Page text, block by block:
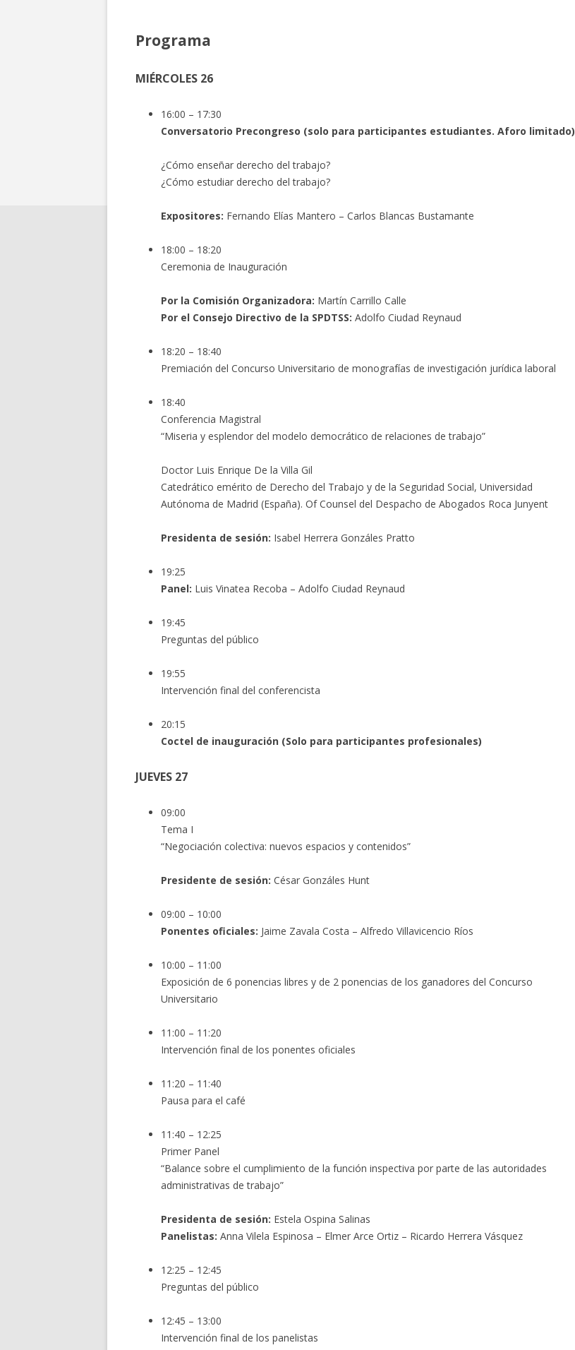
Programa
MIÉRCOLES 26
16:00 – 17:30
Conversatorio Precongreso (solo para participantes estudiantes. Aforo limitado)
¿Cómo enseñar derecho del trabajo?
¿Cómo estudiar derecho del trabajo?
Expositores: Fernando Elías Mantero – Carlos Blancas Bustamante
18:00 – 18:20
Ceremonia de Inauguración
Por la Comisión Organizadora: Martín Carrillo Calle
Por el Consejo Directivo de la SPDTSS: Adolfo Ciudad Reynaud
18:20 – 18:40
Premiación del Concurso Universitario de monografías de investigación jurídica laboral
18:40
Conferencia Magistral
“Miseria y esplendor del modelo democrático de relaciones de trabajo”
Doctor Luis Enrique De la Villa Gil
Catedrático emérito de Derecho del Trabajo y de la Seguridad Social, Universidad
Autónoma de Madrid (España). Of Counsel del Despacho de Abogados Roca Junyent
Presidenta de sesión: Isabel Herrera Gonzáles Pratto
19:25
Panel: Luis Vinatea Recoba – Adolfo Ciudad Reynaud
19:45
Preguntas del público
19:55
Intervención final del conferencista
20:15
Coctel de inauguración (Solo para participantes profesionales)
JUEVES 27
09:00
Tema I
“Negociación colectiva: nuevos espacios y contenidos”
Presidente de sesión: César Gonzáles Hunt
09:00 – 10:00
Ponentes oficiales: Jaime Zavala Costa – Alfredo Villavicencio Ríos
10:00 – 11:00
Exposición de 6 ponencias libres y de 2 ponencias de los ganadores del Concurso
Universitario
11:00 – 11:20
Intervención final de los ponentes oficiales
11:20 – 11:40
Pausa para el café
11:40 – 12:25
Primer Panel
“Balance sobre el cumplimiento de la función inspectiva por parte de las autoridades
administrativas de trabajo”
Presidenta de sesión: Estela Ospina Salinas
Panelistas: Anna Vilela Espinosa – Elmer Arce Ortiz – Ricardo Herrera Vásquez
12:25 – 12:45
Preguntas del público
12:45 – 13:00
Intervención final de los panelistas